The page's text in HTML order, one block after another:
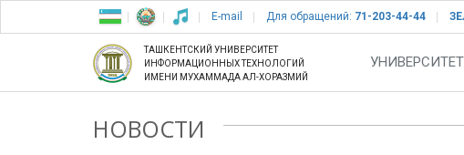
E-mail Для обращений: 71-203-44-44
ТАШКЕНТСКИЙ УНИВЕРСИТЕТ
ИНФОРМАЦИОННЫХ ТЕХНОЛОГИЙ
ИМЕНИ МУХАММАДА АЛ-ХОРАЗМИЙ
УНИВЕРСИТЕТ
НОВОСТИ